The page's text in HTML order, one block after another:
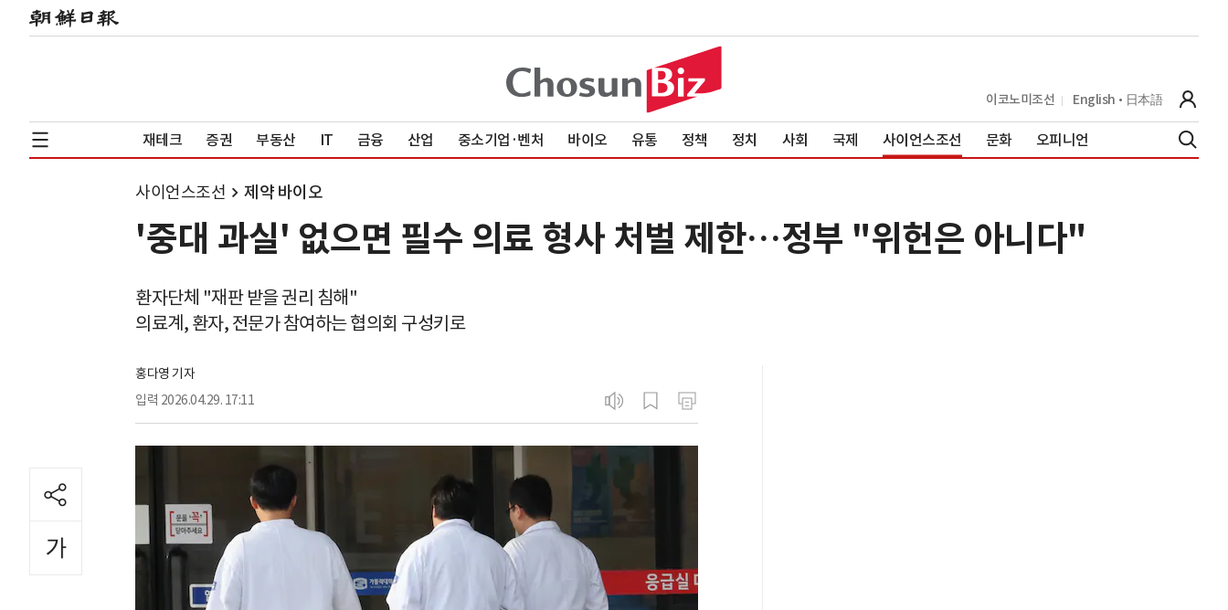
이코노미조선 English 日本語
재테크 증권 부동산 IT 금융 산업 중소기업·벤처 바이오 유통 정책 정치 사회 국제 사이언스조선 문화 오피니언
사이언스조선 제약 바이오
'중대 과실' 없으면 필수 의료 형사 처벌 제한…정부 "위헌은 아니다"
환자단체 "재판 받을 권리 침해"
의료계, 환자, 전문가 참여하는 협의회 구성키로
홍다영 기자
입력 2026.04.29. 17:11